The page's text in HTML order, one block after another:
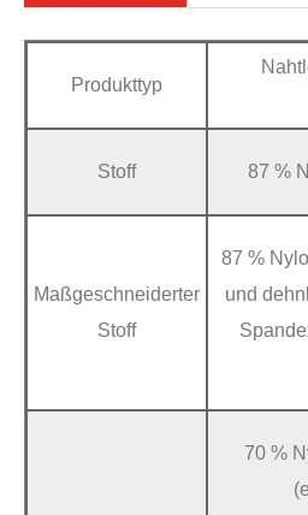
Produkttyp
Stoff 87 %
Maßgeschneiderter
Stoff
87 %
und
70 %